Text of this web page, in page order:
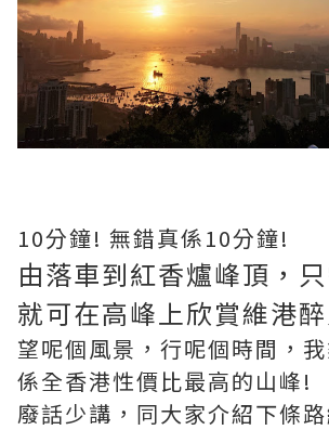
10分鐘! 無錯真係10分鐘!
由落車到紅香爐峰頂，
就可在高峰上欣賞維港
望呢個風景，行呢個時間，
係全香港性價比最高的山峰!
廢話少講，同大家介紹下條